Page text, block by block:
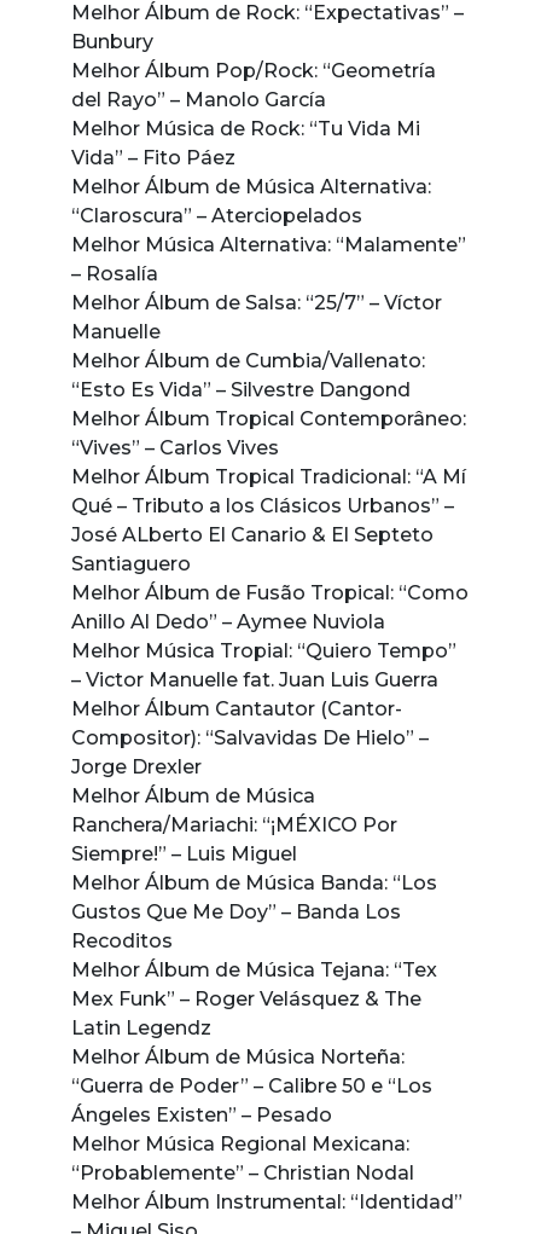
Melhor Álbum de Rock: “Expectativas” –
Bunbury
Melhor Álbum Pop/Rock: “Geometría
del Rayo” – Manolo García
Melhor Música de Rock: “Tu Vida Mi
Vida” – Fito Páez
Melhor Álbum de Música Alternativa:
“Claroscura” – Aterciopelados
Melhor Música Alternativa: “Malamente”
– Rosalía
Melhor Álbum de Salsa: “25/7” – Víctor
Manuelle
Melhor Álbum de Cumbia/Vallenato:
“Esto Es Vida” – Silvestre Dangond
Melhor Álbum Tropical Contemporâneo:
“Vives” – Carlos Vives
Melhor Álbum Tropical Tradicional: “A Mí
Qué – Tributo a los Clásicos Urbanos” –
José ALberto El Canario & El Septeto
Santiaguero
Melhor Álbum de Fusão Tropical: “Como
Anillo Al Dedo” – Aymee Nuviola
Melhor Música Tropial: “Quiero Tempo”
– Victor Manuelle fat. Juan Luis Guerra
Melhor Álbum Cantautor (Cantor-
Compositor): “Salvavidas De Hielo” –
Jorge Drexler
Melhor Álbum de Música
Ranchera/Mariachi: “¡MÉXICO Por
Siempre!” – Luis Miguel
Melhor Álbum de Música Banda: “Los
Gustos Que Me Doy” – Banda Los
Recoditos
Melhor Álbum de Música Tejana: “Tex
Mex Funk” – Roger Velásquez & The
Latin Legendz
Melhor Álbum de Música Norteña:
“Guerra de Poder” – Calibre 50 e “Los
Ángeles Existen” – Pesado
Melhor Música Regional Mexicana:
“Probablemente” – Christian Nodal
Melhor Álbum Instrumental: “Identidad”